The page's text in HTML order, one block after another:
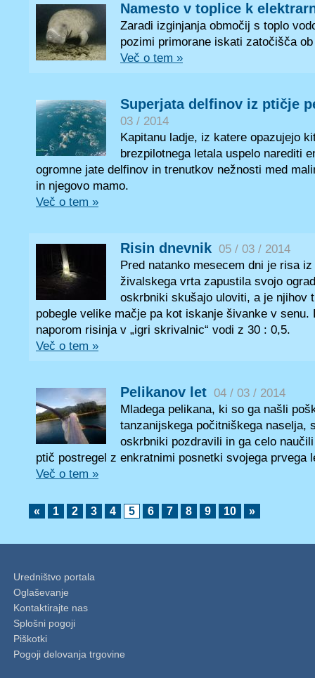
Namesto v toplice k
Zaradi izginjanja območij s toplo
pozimi primorane iskati zatočišča
Več o tem »
Superjata delfinov iz ptičje
03 / 2014
Kapitanu ladje, iz katere opazujejo
brezpilotnega letala uspelo narediti
ogromne jate delfinov in trenutkov nežnosti med
in njegovo mamo.
Več o tem »
Risin dnevnik 05 / 03 / 2014
Pred natanko mesecem dni je risa
živalskega vrta zapustila svojo
oskrbniki skušajo uloviti, a je njihov
pobegle velike mačje pa kot iskanje šivanke v senu.
naporom risinja v „igri skrivalnic“ vodi z 30 : 0,5.
Več o tem »
Pelikanov let 04 / 03 / 2014
Mladega pelikana, ki so ga našli
tanzanijskega počitniškega naselja,
oskrbniki pozdravili in ga celo
ptič postregel z enkratnimi posnetki svojega prvega
Več o tem »
« 1 2 3 4 5 6 7 8 9 10 »
Uredništvo portala
Oglaševanje
Kontaktirajte nas
Splošni pogoji
Piškotki
Pogoji delovanja trgovine